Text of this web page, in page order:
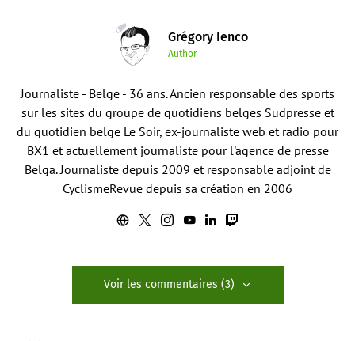
Grégory Ienco
Author
Journaliste - Belge - 36 ans. Ancien responsable des sports
sur les sites du groupe de quotidiens belges Sudpresse et
du quotidien belge Le Soir, ex-journaliste web et radio pour
BX1 et actuellement journaliste pour l'agence de presse
Belga. Journaliste depuis 2009 et responsable adjoint de
CyclismeRevue depuis sa création en 2006
Voir les commentaires (3)